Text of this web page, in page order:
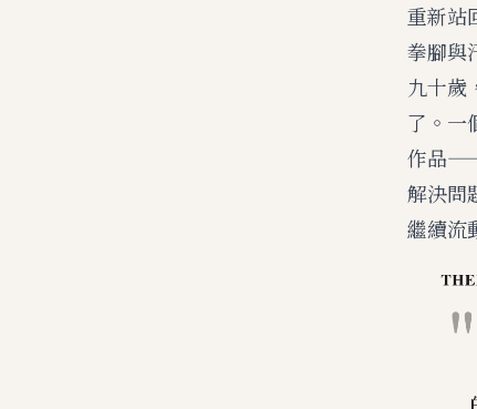
重新站
拳腳與
九十歲
了。一
作品
解決問
繼續流